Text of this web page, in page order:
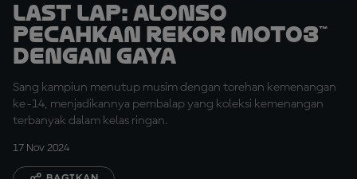
LAST LAP: Alonso
Pecahkan Rekor Moto3™
dengan Gaya
Sang kampiun menutup musim dengan torehan kemenangan
ke-14, menjadikannya pembalap yang koleksi kemenangan
terbanyak dalam kelas ringan.
17 Nov 2024